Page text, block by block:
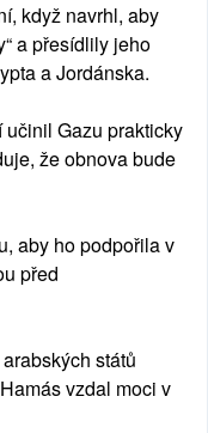
když navrhl, aby
a přesídlily jeho
a Jordánska.
Gazu prakticky
že obnova bude
aby ho podpořila v
před
států
vzdal moci v